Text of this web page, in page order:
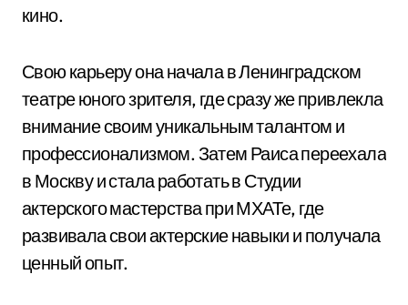
кино.
Свою карьеру она начала в Ленинградском
театре юного зрителя, где сразу же привлекла
внимание своим уникальным талантом и
профессионализмом. Затем Раиса переехала
в Москву и стала работать в Студии
актерского мастерства при МХАТе, где
развивала свои актерские навыки и получала
ценный опыт.